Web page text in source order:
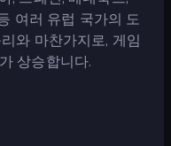
여러 유럽 국가의 도
와 마찬가지로, 게임
상승합니다.